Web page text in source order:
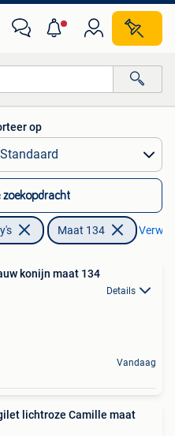
op
zoekopdracht
Maat 134
konijn maat 134
Details
Vandaag
lichtroze Camille maat